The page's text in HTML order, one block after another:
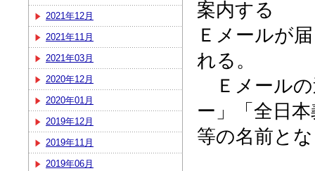
2021年12月
2021年11月
2021年03月
2020年12月
2020年01月
2019年12月
2019年11月
2019年06月
案内する
Ｅメールが
れる。
Ｅメールの
ー」「全日
等の名前と